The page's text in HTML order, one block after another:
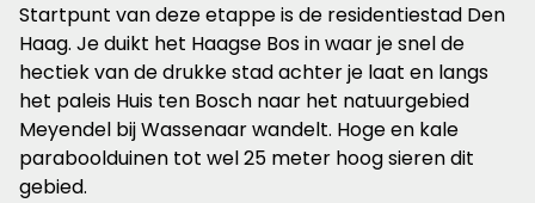
Startpunt van deze etappe is de residentiestad Den
Haag. Je duikt het Haagse Bos in waar je snel de
hectiek van de drukke stad achter je laat en langs
het paleis Huis ten Bosch naar het natuurgebied
Meyendel bij Wassenaar wandelt. Hoge en kale
paraboolduinen tot wel 25 meter hoog sieren dit
gebied.